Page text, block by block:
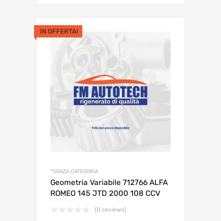
IN OFFERTA!
*SENZA CATEGORIA
Geometria Variabile 712766 ALFA
ROMEO 145 JTD 2000 108 CCV
(0 reviews)